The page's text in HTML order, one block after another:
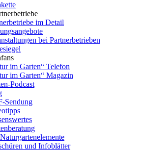
im Detail
bei Partnerbetrieben
im Garten“ Telefon
im Garten“ Magazin
Podcast
Sendung
und Infoblätter